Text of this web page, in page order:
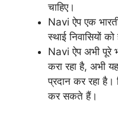
चाहिए।
Navi ऐप एक
स्थाई निवासियों
Navi ऐप अभी पूरे
करा रहा है, अभी
प्रदान कर रहा
कर सकते हैं।